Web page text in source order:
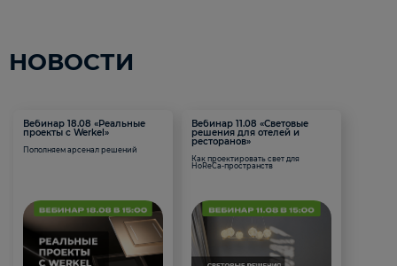
НОВОСТИ
Вебинар 18.08 «Реальные
проекты с Werkel»
Пополняем арсенал решений
Вебинар 11.08 «Световые
решения для отелей и
ресторанов»
Как проектировать свет для
HoReCa-пространств